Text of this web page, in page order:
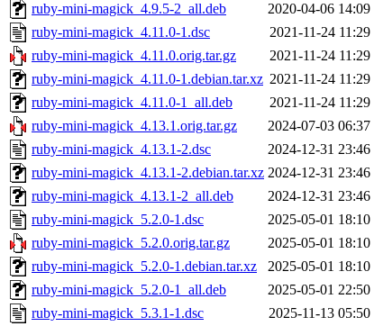
ruby-mini-magick_4.9.5-2_all.deb
2020-04-06 14:09
ruby-mini-magick_4.11.0-1.dsc
2021-11-24 11:29
ruby-mini-magick_4.11.0.orig.tar.gz
2021-11-24 11:29
ruby-mini-magick_4.11.0-1.debian.tar.xz 2021-11-24 11:29
ruby-mini-magick_4.11.0-1_all.deb
2021-11-24 11:29
ruby-mini-magick_4.13.1.orig.tar.gz
2024-07-03 06:37
ruby-mini-magick_4.13.1-2.dsc
2024-12-31 23:46
ruby-mini-magick_4.13.1-2.debian.tar.xz 2024-12-31 23:46
ruby-mini-magick_4.13.1-2_all.deb
2024-12-31 23:46
ruby-mini-magick_5.2.0-1.dsc
2025-05-01 18:10
ruby-mini-magick_5.2.0.orig.tar.gz
2025-05-01 18:10
ruby-mini-magick_5.2.0-1.debian.tar.xz
2025-05-01 18:10
ruby-mini-magick_5.2.0-1_all.deb
2025-05-01 22:50
ruby-mini-magick_5.3.1-1.dsc
2025-11-13 05:50